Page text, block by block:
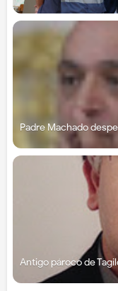
Padre Machado
Antigo pároco de